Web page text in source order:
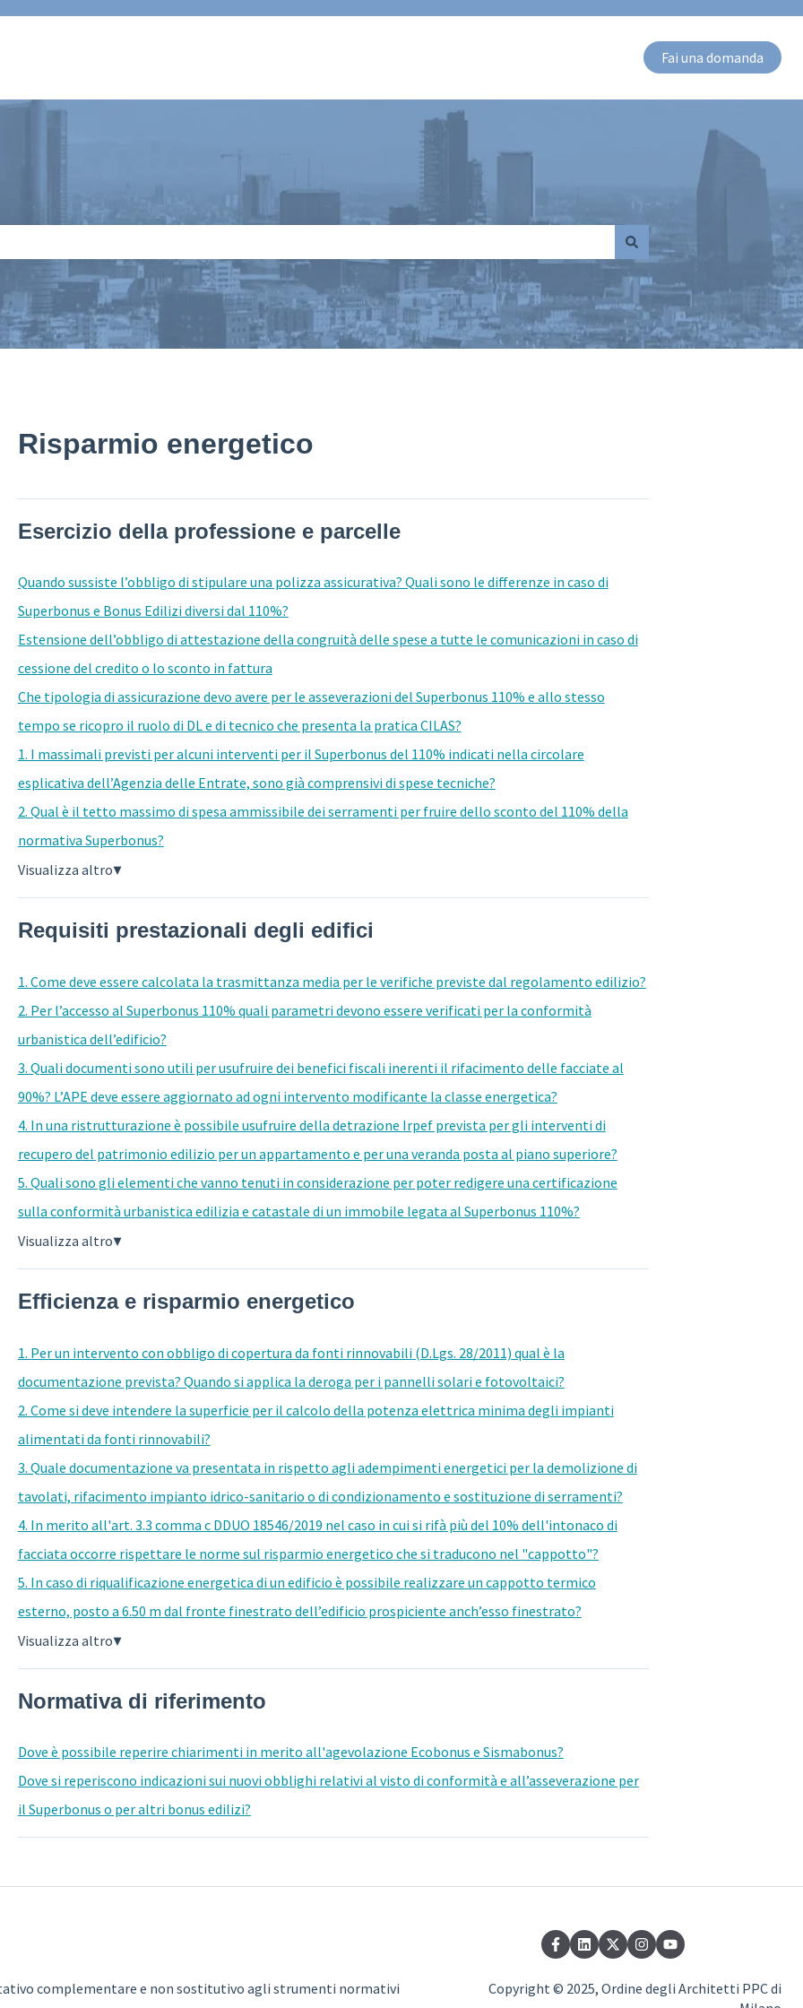
Fai una domanda
il campo di ricerca è vuoto.
Risparmio energetico
Esercizio della professione e parcelle
Quando sussiste l’obbligo di stipulare una polizza assicurativa? Quali sono le differenze in caso di
Superbonus e Bonus Edilizi diversi dal 110%?
Estensione dell’obbligo di attestazione della congruità delle spese a tutte le comunicazioni in caso di
cessione del credito o lo sconto in fattura
Che tipologia di assicurazione devo avere per le asseverazioni del Superbonus 110% e allo stesso
tempo se ricopro il ruolo di DL e di tecnico che presenta la pratica CILAS?
1. I massimali previsti per alcuni interventi per il Superbonus del 110% indicati nella circolare
esplicativa dell’Agenzia delle Entrate, sono già comprensivi di spese tecniche?
2. Qual è il tetto massimo di spesa ammissibile dei serramenti per fruire dello sconto del 110% della
normativa Superbonus?
Visualizza altro▼
Requisiti prestazionali degli edifici
1. Come deve essere calcolata la trasmittanza media per le verifiche previste dal regolamento edilizio?
2. Per l’accesso al Superbonus 110% quali parametri devono essere verificati per la conformità
urbanistica dell’edificio?
3. Quali documenti sono utili per usufruire dei benefici fiscali inerenti il rifacimento delle facciate al
90%? L’APE deve essere aggiornato ad ogni intervento modificante la classe energetica?
4. In una ristrutturazione è possibile usufruire della detrazione Irpef prevista per gli interventi di
recupero del patrimonio edilizio per un appartamento e per una veranda posta al piano superiore?
5. Quali sono gli elementi che vanno tenuti in considerazione per poter redigere una certificazione
sulla conformità urbanistica edilizia e catastale di un immobile legata al Superbonus 110%?
Visualizza altro▼
Efficienza e risparmio energetico
1. Per un intervento con obbligo di copertura da fonti rinnovabili (D.Lgs. 28/2011) qual è la
documentazione prevista? Quando si applica la deroga per i pannelli solari e fotovoltaici?
2. Come si deve intendere la superficie per il calcolo della potenza elettrica minima degli impianti
alimentati da fonti rinnovabili?
3. Quale documentazione va presentata in rispetto agli adempimenti energetici per la demolizione di
tavolati, rifacimento impianto idrico-sanitario o di condizionamento e sostituzione di serramenti?
4. In merito all'art. 3.3 comma c DDUO 18546/2019 nel caso in cui si rifà più del 10% dell'intonaco di
facciata occorre rispettare le norme sul risparmio energetico che si traducono nel "cappotto"?
5. In caso di riqualificazione energetica di un edificio è possibile realizzare un cappotto termico
esterno, posto a 6.50 m dal fronte finestrato dell’edificio prospiciente anch’esso finestrato?
Visualizza altro▼
Normativa di riferimento
Dove è possibile reperire chiarimenti in merito all'agevolazione Ecobonus e Sismabonus?
Dove si reperiscono indicazioni sui nuovi obblighi relativi al visto di conformità e all’asseverazione per
il Superbonus o per altri bonus edilizi?
complementare e non sostitutivo agli strumenti normativi
Copyright © 2025, Ordine degli Architetti PPC di